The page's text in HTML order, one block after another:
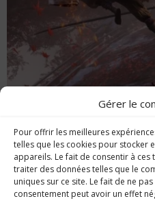
Gérer le
Pour offrir les meilleures
telles que les cookies pour stocker
appareils. Le fait de consentir à
traiter des données telles que le
uniques sur ce site. Le fait de ne
consentement peut avoir un effet
Shadows Die Twice